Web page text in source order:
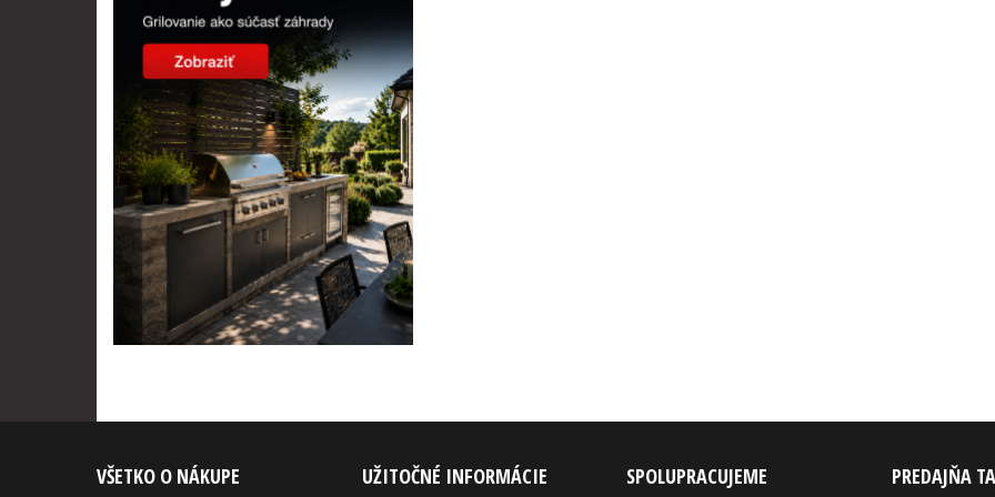
VŠETKO O NÁKUPE UŽITOČNÉ INFORMÁCIE SPOLUPRACUJEME PREDAJŇA